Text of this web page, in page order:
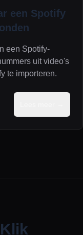
een Spotify
een Spotify-
uit video's
te importeren.